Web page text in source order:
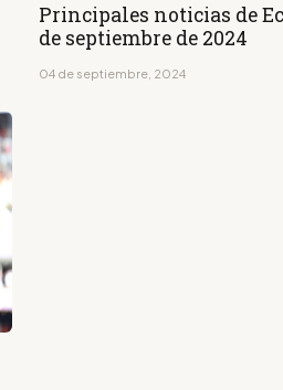
Principales noticias de
de septiembre de 2024
04 de septiembre, 2024